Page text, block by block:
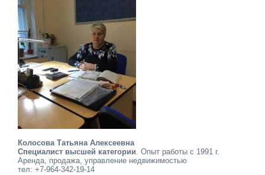
Колосова Татьяна Алексеевна
Специалист высшей категории. Опыт работы с 1991 г.
Аренда, продажа, управление недвижимостью
тел: +7-964-342-19-14